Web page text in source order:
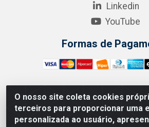
O nosso site coleta cookies
terceiros para proporcionar uma
personalizada ao usuário,
Linkedin
YouTube
Formas de
A.R. RODRIGUEZ SOLUÇÕES EM
Joaquim Nabuco, 2235 - Centro,